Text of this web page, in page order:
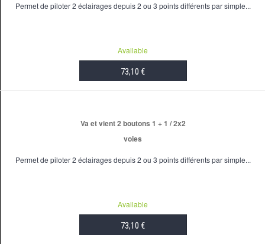
Permet de piloter 2 éclairages depuis 2 ou 3 points différents par simple...
Available
73,10 €
Va et vient 2 boutons 1 + 1 / 2x2
voies
Permet de piloter 2 éclairages depuis 2 ou 3 points différents par simple...
Available
73,10 €